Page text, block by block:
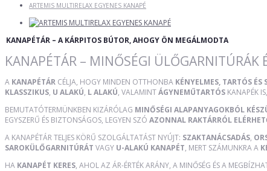
ARTEMIS MULTIRELAX EGYENES KANAPÉ
KANAPÉTÁR – A KÁRPITOS BÚTOR, AHOGY ÖN MEGÁLMODTA
KANAPÉTÁR – MINŐSÉGI ÜLŐGARNITÚRÁK
A KANAPÉTÁR CÉLJA, HOGY MINDEN OTTHONBA KÉNYELMES, TARTÓS
KLASSZIKUS, U ALAKÚ, L ALAKÚ, VALAMINTÁGYNEMŰTARTÓS KANAPÉK
BEMUTATÓTERMÜNKBEN KIZÁRÓLAG MINŐSÉGI ALAPANYAGOKBÓL
EGYSZERŰ ÉS BIZTONSÁGOS, LEGYEN SZÓ AZONNAL RAKTÁRRÓL
A KANAPÉTÁR TELJES KÖRŰ SZOLGÁLTATÁST NYÚJT: SZAKTANÁCSADÁS,
SAROKÜLŐGARNITÚRÁT VAGY U-ALAKÚ KANAPÉT, MERT SZÁMUNKRA A
HA KANAPÉT KERES, AHOL AZ ÁR-ÉRTÉK ARÁNY, A MINŐSÉG ÉS A